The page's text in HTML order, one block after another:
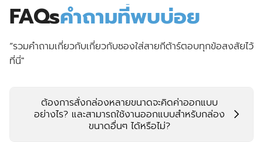
FAQsคำถามที่พบบ่อย
“รวมคำถามเกี่ยวกับเกี่ยวกับซองใส่สายกีต้าร์ตอบทุกข้อสงสัยไว้
ที่นี่"
ต้องการสั่งกล่องหลายขนาดจะคิดค่าออกแบบ
อย่างไร? และสามารถใช้งานออกแบบสำหรับกล่อง
ขนาดอื่นๆ ได้หรือไม่?